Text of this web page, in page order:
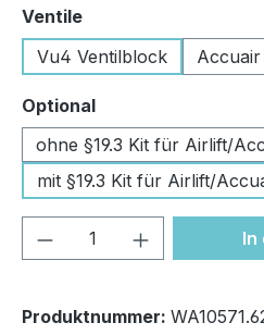
Ventileauswählen
Vu4 Ventilblock
Optionalauswählen
ohne §19.3 Kit für Airlift/
mit §19.3 Kit für Airlift/
Produkt Anzahl: In
Produktnummer: